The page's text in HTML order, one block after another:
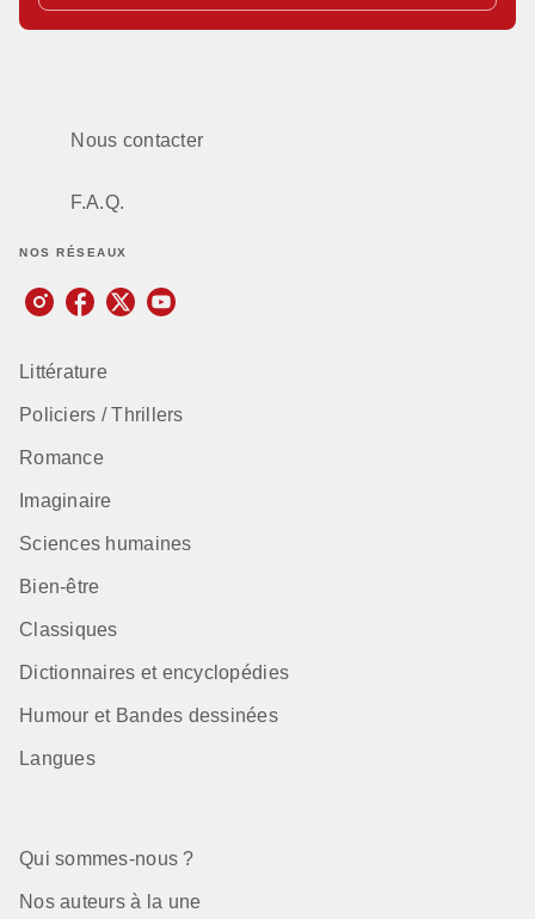
Nous contacter
F.A.Q.
NOS RÉSEAUX
Littérature
Policiers / Thrillers
Romance
Imaginaire
Sciences humaines
Bien-être
Classiques
Dictionnaires et encyclopédies
Humour et Bandes dessinées
Langues
Qui sommes-nous ?
Nos auteurs à la une